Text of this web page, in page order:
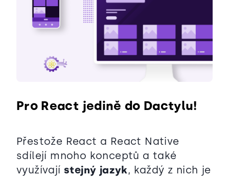
Pro React jedině do Dactylu!
Přestože React a React Native
sdílejí mnoho konceptů a také
využívajístejný jazyk, každý z nich je